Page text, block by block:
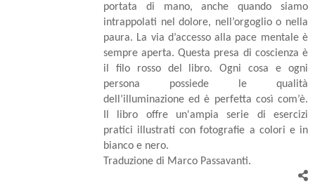
portata di mano, anche quando siamo
intrappolati nel dolore, nell’orgoglio o nella
paura. La via d’accesso alla pace mentale è
sempre aperta. Questa presa di coscienza è
il filo rosso del libro. Ogni cosa e ogni
persona possiede le qualità
dell’illuminazione ed è perfetta così com’è.
Il libro offre un'ampia serie di esercizi
pratici illustrati con fotografie a colori e in
bianco e nero.
Traduzione di Marco Passavanti.